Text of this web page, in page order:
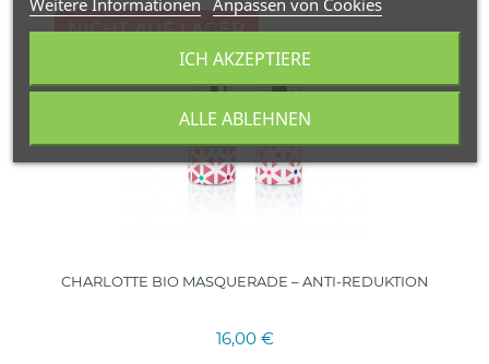
NICHT AUF LAGER
FRANKREICH
CHARLOTTE BIO MASQUERADE – ANTI-REDUKTION
16,00 €
Weitere Informationen Anpassen von Cookies
ALLE ABLEHNEN
ICH AKZEPTIERE